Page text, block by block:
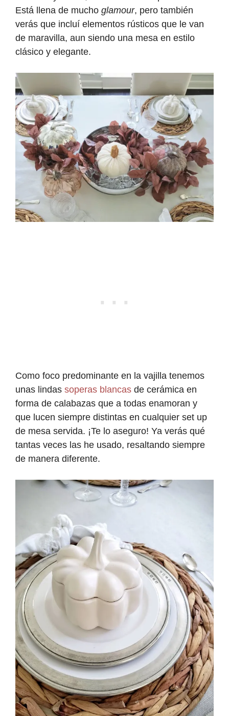
Está llena de mucho glamour, pero también
verás que incluí elementos rústicos que le van
de maravilla, aun siendo una mesa en estilo
clásico y elegante.
Como foco predominante en la vajilla tenemos
unas lindas soperas blancas de cerámica en
forma de calabazas que a todas enamoran y
que lucen siempre distintas en cualquier set up
de mesa servida. ¡Te lo aseguro! Ya verás qué
tantas veces las he usado, resaltando siempre
de manera diferente.